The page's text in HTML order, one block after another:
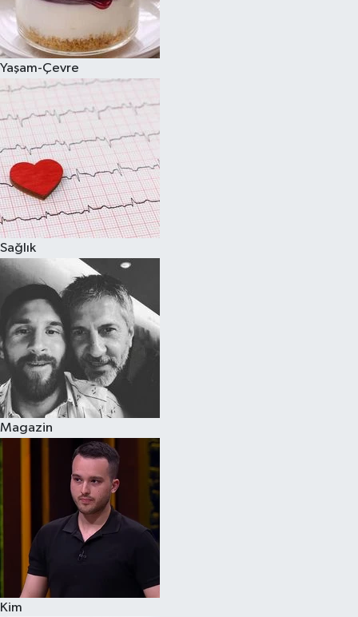
Yaşam-Çevre
Sağlık
Magazin
Kim
Burç Yorumları
Çocuk
Eğitim
Hava Durumu
Kadın
Kim kimdir?
Kültür Sanat
Sağlık
Siyaset
Teknoloji
Televizyon
Yaşam-Çevre